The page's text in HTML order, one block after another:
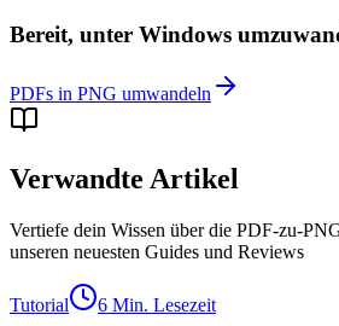
Bereit, unter Windows
PDFs in PNG umwandeln
Verwandte Artikel
Vertiefe dein Wissen über die PDF-zu-
unseren neuesten Guides und Reviews
Tutorial 6 Min. Lesezeit